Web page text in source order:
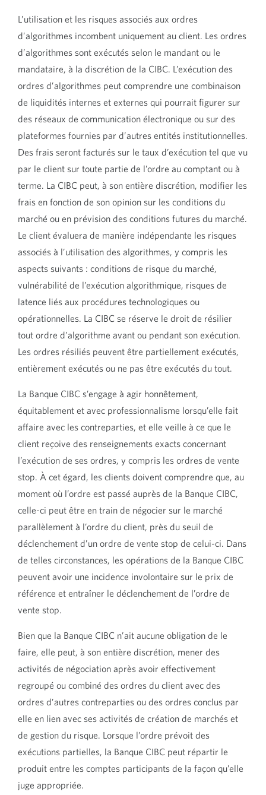
L’utilisation et les risques associés aux ordres
d’algorithmes incombent uniquement au client. Les ordres
d’algorithmes sont exécutés selon le mandant ou le
mandataire, à la discrétion de la CIBC. L’exécution des
ordres d’algorithmes peut comprendre une combinaison
de liquidités internes et externes qui pourrait figurer sur
des réseaux de communication électronique ou sur des
plateformes fournies par d’autres entités institutionnelles.
Des frais seront facturés sur le taux d’exécution tel que vu
par le client sur toute partie de l’ordre au comptant ou à
terme. La CIBC peut, à son entière discrétion, modifier les
frais en fonction de son opinion sur les conditions du
marché ou en prévision des conditions futures du marché.
Le client évaluera de manière indépendante les risques
associés à l’utilisation des algorithmes, y compris les
aspects suivants : conditions de risque du marché,
vulnérabilité de l’exécution algorithmique, risques de
latence liés aux procédures technologiques ou
opérationnelles. La CIBC se réserve le droit de résilier
tout ordre d’algorithme avant ou pendant son exécution.
Les ordres résiliés peuvent être partiellement exécutés,
entièrement exécutés ou ne pas être exécutés du tout.
La Banque CIBC s’engage à agir honnêtement,
équitablement et avec professionnalisme lorsqu’elle fait
affaire avec les contreparties, et elle veille à ce que le
client reçoive des renseignements exacts concernant
l’exécution de ses ordres, y compris les ordres de vente
stop. À cet égard, les clients doivent comprendre que, au
moment où l’ordre est passé auprès de la Banque CIBC,
celle-ci peut être en train de négocier sur le marché
parallèlement à l’ordre du client, près du seuil de
déclenchement d’un ordre de vente stop de celui-ci. Dans
de telles circonstances, les opérations de la Banque CIBC
peuvent avoir une incidence involontaire sur le prix de
référence et entraîner le déclenchement de l’ordre de
vente stop.
Bien que la Banque CIBC n’ait aucune obligation de le
faire, elle peut, à son entière discrétion, mener des
activités de négociation après avoir effectivement
regroupé ou combiné des ordres du client avec des
ordres d’autres contreparties ou des ordres conclus par
elle en lien avec ses activités de création de marchés et
de gestion du risque. Lorsque l’ordre prévoit des
exécutions partielles, la Banque CIBC peut répartir le
produit entre les comptes participants de la façon qu’elle
juge appropriée.